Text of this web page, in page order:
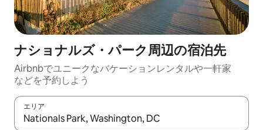
ナショナルズ・パーク⁠周⁠辺⁠の宿⁠泊⁠先
Airbnbでユニークなバ⁠ケ⁠ー⁠シ⁠ョ⁠ンレ⁠ン⁠タ⁠ルや一⁠軒⁠家
な⁠ど⁠を予⁠約⁠し⁠よ⁠う
エリア
検索結果が表示されたら、上下の矢印キーを使って移動するか